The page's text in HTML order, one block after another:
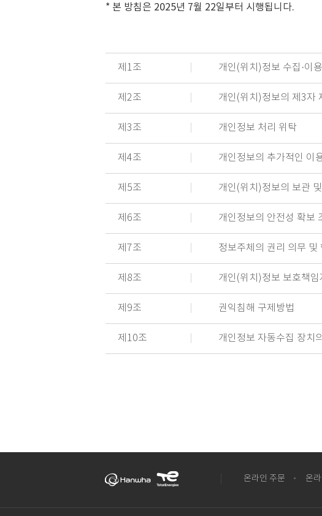
* 본 방침은 2025년 7월 22일부터 시행됩니다.
제1조 개인(위치)정보 수집·이
제2조 개인(위치)정보의 제3자
제3조 개인정보 처리 위탁
제4조 개인정보의 추가적인 이
제5조 개인(위치)정보의 보관 및
제6조 개인정보의 안전성 확보
제7조 정보주체의 권리 의무 및
제8조 개인(위치)정보 보호책
제9조 권익침해 구제방법
제10조 개인정보 자동수집 장치
온라인 주문 온